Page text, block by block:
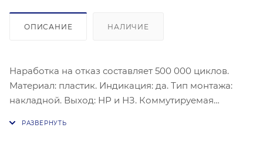
ОПИСАНИЕ НАЛИЧИЕ
Наработка на отказ составляет 500 000 циклов.
Материал: пластик. Индикация: да. Тип монтажа:
накладной. Выход: НР и НЗ. Коммутируемая